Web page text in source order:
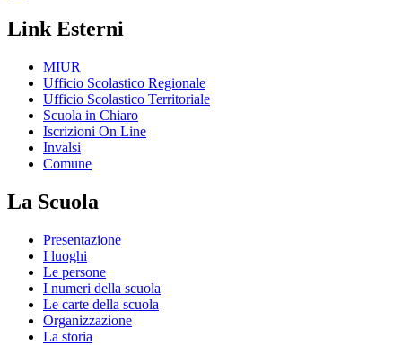
Link Esterni
MIUR
Ufficio Scolastico Regionale
Ufficio Scolastico Territoriale
Scuola in Chiaro
Iscrizioni On Line
Invalsi
Comune
La Scuola
Presentazione
I luoghi
Le persone
I numeri della scuola
Le carte della scuola
Organizzazione
La storia